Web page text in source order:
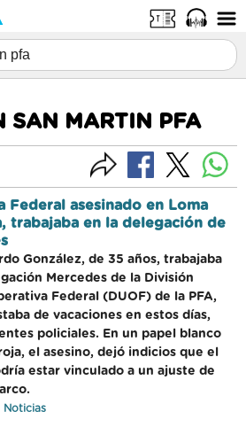
SAN MARTIN PFA
Federal asesinado en Loma
trabajaba en la delegación de
González, de 35 años, trabajaba
Mercedes de la División
Federal (DUOF) de la PFA,
de vacaciones en estos días,
policiales. En un papel blanco
el asesino, dejó indicios que el
estar vinculado a un ajuste de
Noticias